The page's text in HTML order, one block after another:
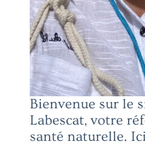
Bienvenue sur le
Labescat, votre
santé naturelle.